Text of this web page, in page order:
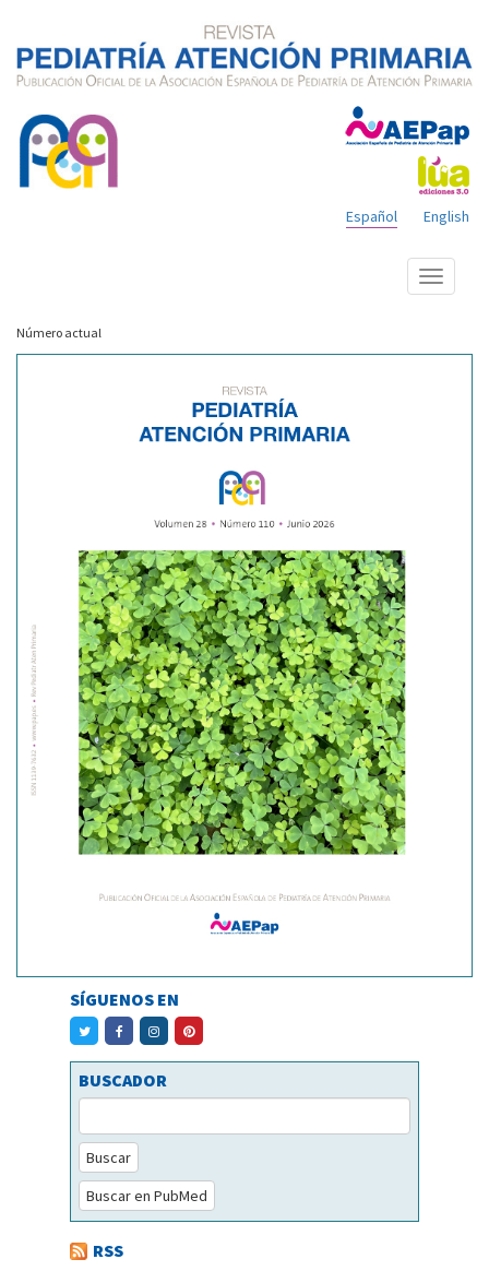
English
Español
Mostrar
menú
Número actual
SÍGUENOS EN
BUSCADOR
Buscar
Buscar en PubMed
RSS